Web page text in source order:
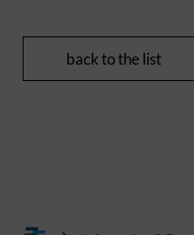
back to the list